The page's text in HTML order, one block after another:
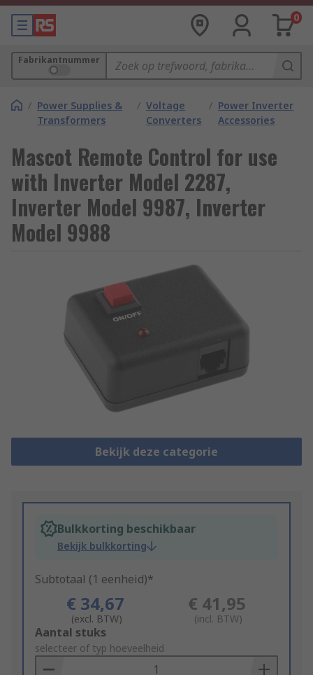
0
Fabrikantnummer
/ Power Supplies &
Transformers
/ Voltage
Converters
/ Power Inverter
Accessories
Mascot Remote Control for use
with Inverter Model 2287,
Inverter Model 9987, Inverter
Model 9988
Bekijk deze categorie
Bulkkorting beschikbaar
Bekijk bulkkorting
Subtotaal (1 eenheid)*
€ 34,67
(excl. BTW)
€ 41,95
(incl. BTW)
Add
to
Basket
Aantal stuks
selecteer of typ hoeveelheid